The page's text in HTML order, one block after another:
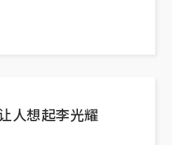
人想起李光耀